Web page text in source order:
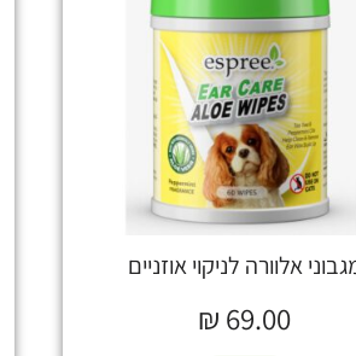
אלוורה לניקוי אוזניים
₪ 69.00